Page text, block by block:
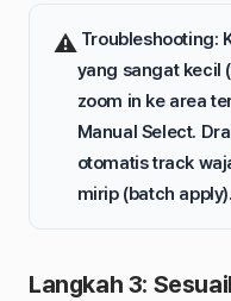
⚠ Troubleshooting:
yang sangat kecil
zoom in ke area
Manual Select.
otomatis track
mirip (batch apply).
Langkah 3: